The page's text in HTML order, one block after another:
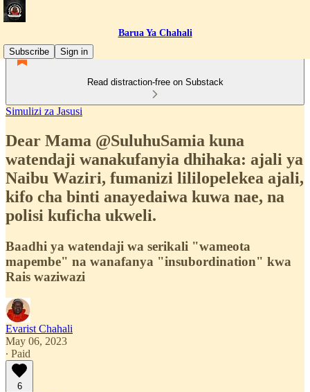
Barua Ya Chahali
Subscribe
Sign in
Read distraction-free on Substack
Simulizi za Jasusi
Dear Mama @SuluhuSamia kuna
watendaji wanakufanyia dhihaka: ajali ya
Naibu Waziri, fumanizi lililopelekea ajali,
kifo cha binti anayedaiwa kuwa nae, na
polisi kuficha ukweli.
Baadhi ya watendaji wa serikali "wameota
mapembe" na wanafanya "insubordination" kwa
Rais waziwazi
Evarist Chahali
May 06, 2023
∙ Paid
6